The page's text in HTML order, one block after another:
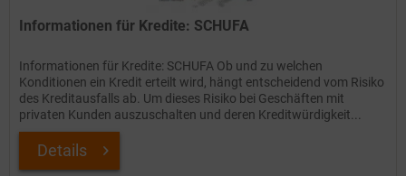
Informationen für Kredite: SCHUFA
Informationen für Kredite: SCHUFA Ob und zu welchen
Konditionen ein Kredit erteilt wird, hängt entscheidend vom Risiko
des Kreditausfalls ab. Um dieses Risiko bei Geschäften mit
privaten Kunden auszuschalten und deren Kreditwürdigkeit...
Details